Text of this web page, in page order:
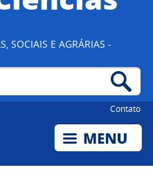
Legislação
SOCIAIS E AGRÁRIAS -
Contato